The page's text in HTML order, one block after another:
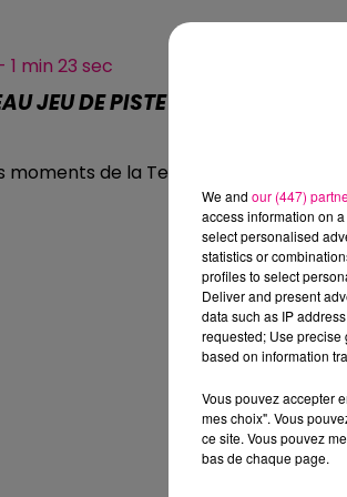
1 min 23 sec
JEU DE PISTE POUR
moments de la Team du Matin
We and our (447)
access information on
select personalised
statistics or
profiles to select
Deliver and present
data such as IP
requested; Use precise
based on information
Vous pouvez accepter
mes choix". Vous
ce site. Vous pouvez
bas de chaque page.